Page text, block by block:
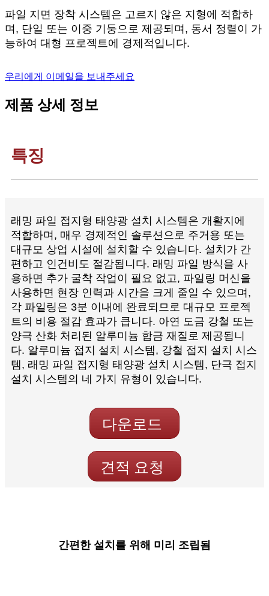
파일 지면 장착 시스템은 고르지 않은 지형에 적합하
며, 단일 또는 이중 기둥으로 제공되며, 동서 정렬이 가
능하여 대형 프로젝트에 경제적입니다.
우리에게 이메일을 보내주세요
제품 상세 정보
특징
래밍 파일 접지형 태양광 설치 시스템은 개활지에
적합하며, 매우 경제적인 솔루션으로 주거용 또는
대규모 상업 시설에 설치할 수 있습니다. 설치가 간
편하고 인건비도 절감됩니다. 래밍 파일 방식을 사
용하면 추가 굴착 작업이 필요 없고, 파일링 머신을
사용하면 현장 인력과 시간을 크게 줄일 수 있으며,
각 파일링은 3분 이내에 완료되므로 대규모 프로젝
트의 비용 절감 효과가 큽니다. 아연 도금 강철 또는
양극 산화 처리된 알루미늄 합금 재질로 제공됩니
다. 알루미늄 접지 설치 시스템, 강철 접지 설치 시스
템, 래밍 파일 접지형 태양광 설치 시스템, 단극 접지
설치 시스템의 네 가지 유형이 있습니다.
다운로드
견적 요청
간편한 설치를 위해 미리 조립됨